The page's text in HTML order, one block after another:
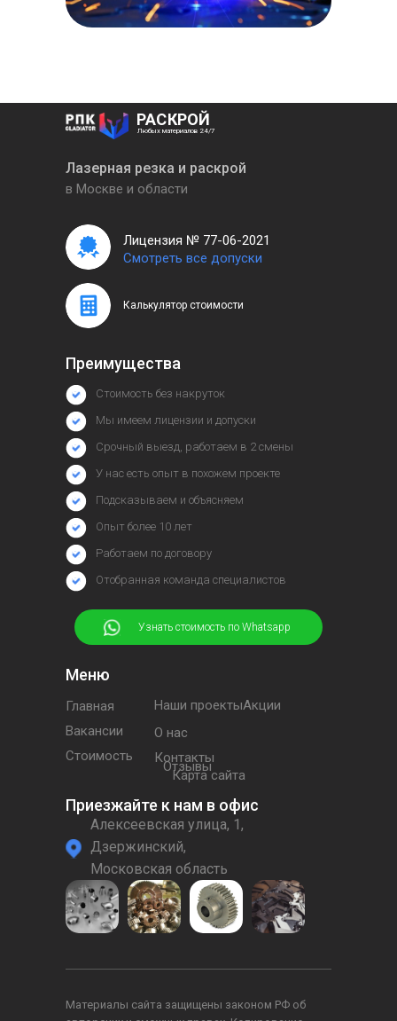
Лазерная резка и раскрой
Алексеевская улица, 1,
Дзержинский,
Московская область
Любых материалов 24/7
РАСКРОЙ
Меню
Главная
Вакансии
Стоимость
Наши проектыАкции
О нас
Контакты
Преимущества
Приезжайте к нам в офис
Стоимость без накруток
Мы имеем лицензии и допуски
Срочный выезд, работаем в 2 смены
У нас есть опыт в похожем проекте
Подсказываем и объясняем
Опыт более 10 лет
Работаем по договору
в Москве и области
⠀⠀⠀⠀Узнать стоимость по Whatsapp
Лицензия № 77-06-2021
Смотреть все допуски
Калькулятор стоимости
Материалы сайта защищены законом РФ об
Отобранная команда специалистов
Отзывы
Карта сайта